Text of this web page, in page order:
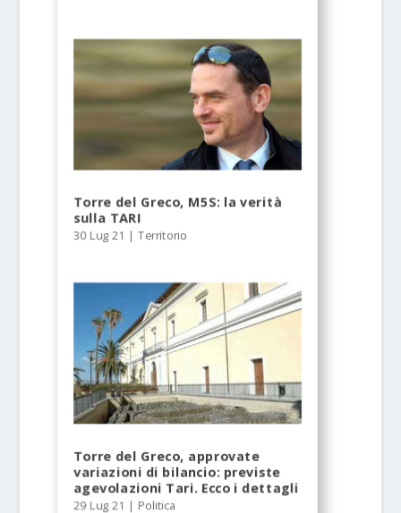
Torre del Greco, M5S: la verità
sulla TARI
30 Lug 21 |Territorio
Torre del Greco, approvate
variazioni di bilancio: previste
agevolazioni Tari. Ecco i dettagli
29 Lug 21 | Politica